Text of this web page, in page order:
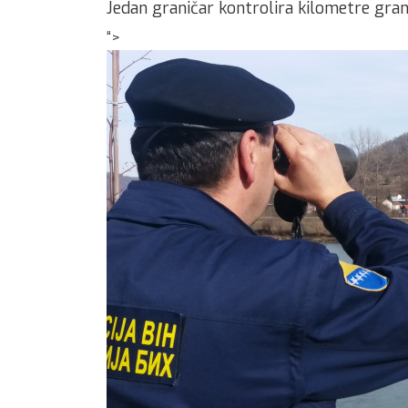
Jedan graničar kontrolira kilometre
“>